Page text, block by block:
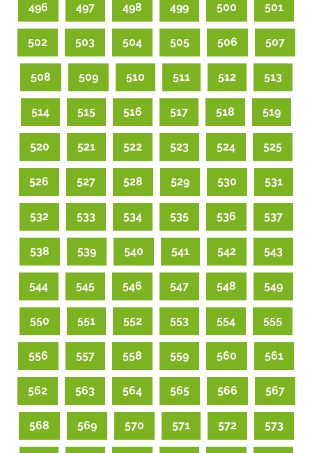
496 497 498 499 500 501
502 503 504 505 506 507
508 509 510 511 512 513
514 515 516 517 518 519
520 521 522 523 524 525
526 527 528 529 530 531
532 533 534 535 536 537
538 539 540 541 542 543
544 545 546 547 548 549
550 551 552 553 554 555
556 557 558 559 560 561
562 563 564 565 566 567
568 569 570 571 572 573